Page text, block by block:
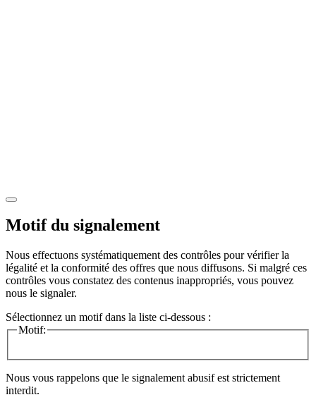
Motif du signalement
Nous effectuons systématiquement des contrôles pour vérifier la
légalité et la conformité des offres que nous diffusons. Si malgré ces
contrôles vous constatez des contenus inappropriés, vous pouvez
nous le signaler.
Sélectionnez un motif dans la liste ci-dessous :
Motif:
Nous vous rappelons que le signalement abusif est strictement
interdit.